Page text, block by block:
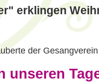
erklingen
der
unseren